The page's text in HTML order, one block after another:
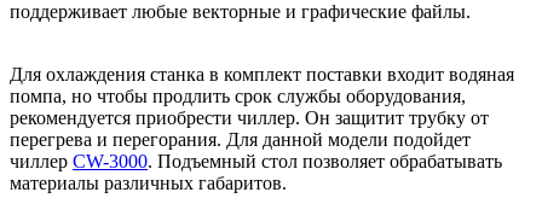
поддерживает любые векторные и графические файлы.
Для охлаждения станка в комплект поставки входит водяная
помпа, но чтобы продлить срок службы оборудования,
рекомендуется приобрести чиллер. Он защитит трубку от
перегрева и перегорания. Для данной модели подойдет
чиллер CW-3000. Подъемный стол позволяет обрабатывать
материалы различных габаритов.